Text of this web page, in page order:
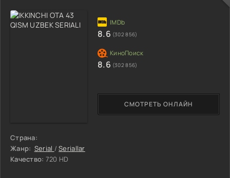
Страна:
Жанр: Serial /Seriallar
Качество: 720 HD
СМОТРЕТЬ ОНЛАЙН
8.6 (302 856)
8.6 (302 856)